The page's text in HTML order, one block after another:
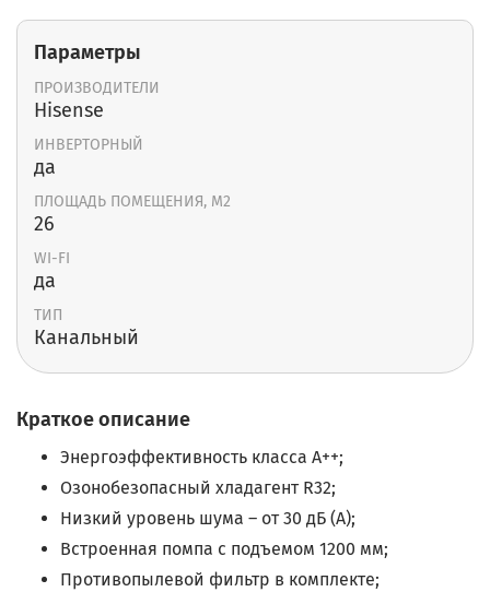
Параметры
ПРОИЗВОДИТЕЛИ
Hisense
ИНВЕРТОРНЫЙ
да
ПЛОЩАДЬ ПОМЕЩЕНИЯ, М2
26
WI-FI
да
ТИП
Канальный
Краткое описание
Энергоэффективность класса А++;
Озонобезопасный хладагент R32;
Низкий уровень шума – от 30 дБ (А);
Встроенная помпа с подъемом 1200 мм;
Противопылевой фильтр в комплекте;